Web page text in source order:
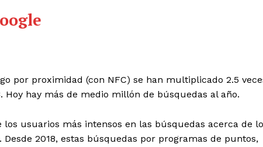
por proximidad (con NFC) se han multiplicado 2.5
Hoy hay más de medio millón de búsquedas al año.
usuarios más intensos en las búsquedas acerca de
2018, estas búsquedas por programas de puntos,